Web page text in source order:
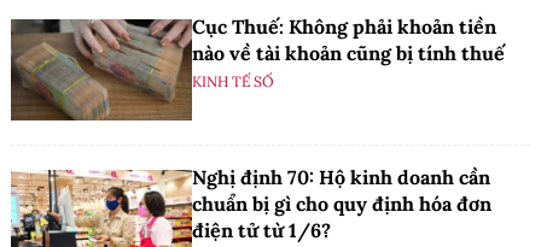
Cục Thuế: Không phải khoản tiền
nào về tài khoản cũng bị tính thuế
KINH TẾ SỐ
Nghị định 70: Hộ kinh doanh cần
chuẩn bị gì cho quy định hóa đơn
điện tử từ 1/6?